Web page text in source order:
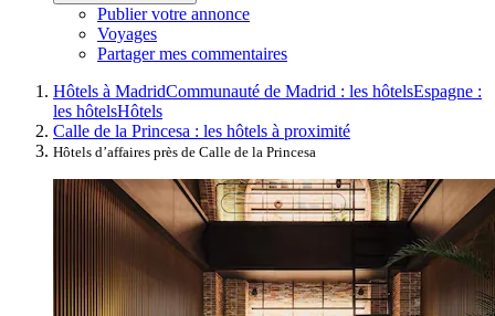
Publier votre annonce
Voyages
Partager mes commentaires
Hôtels à MadridCommunauté de Madrid : les hôtelsEspagne :
les hôtelsHôtels
Calle de la Princesa : les hôtels à proximité
Hôtels d’affaires près de Calle de la Princesa